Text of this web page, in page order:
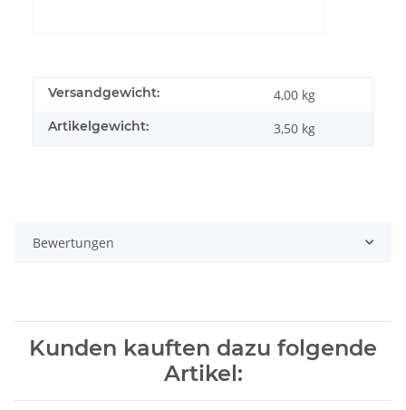
Versandgewicht: 4,00 kg
Artikelgewicht: 3,50 kg
Bewertungen
Kunden kauften dazu folgende
Artikel: